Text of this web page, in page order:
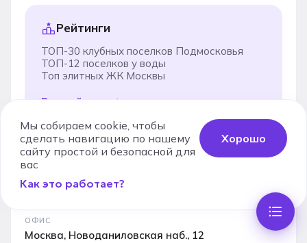
Рейтинги
ТОП-30 клубных поселков Подмосковья
ТОП-12 поселков у воды
Топ элитных ЖК Москвы
Все рейтинги
ТЕЛЕФОН
+7 (495) 150-05-19
ОФИС
Москва, Новоданиловская наб., 12
Мы собираем cookie, чтобы
сделать навигацию по нашему
сайту простой и безопасной для
вас
Как это работает?
Хорошо